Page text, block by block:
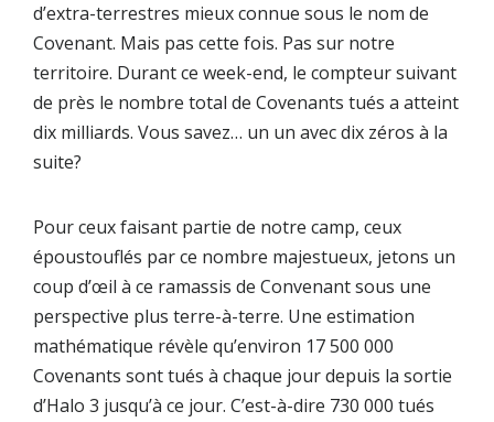
d’extra-terrestres mieux connue sous le nom de
Covenant. Mais pas cette fois. Pas sur notre
territoire. Durant ce week-end, le compteur suivant
de près le nombre total de Covenants tués a atteint
dix milliards. Vous savez… un un avec dix zéros à la
suite?
Pour ceux faisant partie de notre camp, ceux
époustouflés par ce nombre majestueux, jetons un
coup d’œil à ce ramassis de Convenant sous une
perspective plus terre-à-terre. Une estimation
mathématique révèle qu’environ 17 500 000
Covenants sont tués à chaque jour depuis la sortie
d’Halo 3 jusqu’à ce jour. C’est-à-dire 730 000 tués